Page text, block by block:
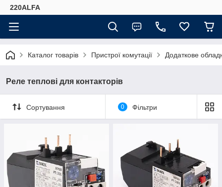
220ALFA
Каталог товарів Пристрої комутації Додаткове
Реле теплові для контакторів
Сортування 0 Фільтри